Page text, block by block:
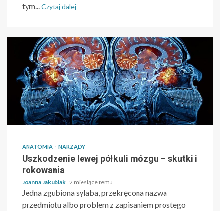
tym...Czytaj dalej
ANATOMIA NARZĄDY
Uszkodzenie lewej półkuli mózgu – skutki i
rokowania
Joanna Jakubiak 2 miesiące temu
Jedna zgubiona sylaba, przekręcona nazwa
przedmiotu albo problem z zapisaniem prostego